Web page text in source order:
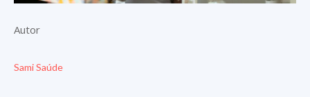
Autor
Sami Saúde